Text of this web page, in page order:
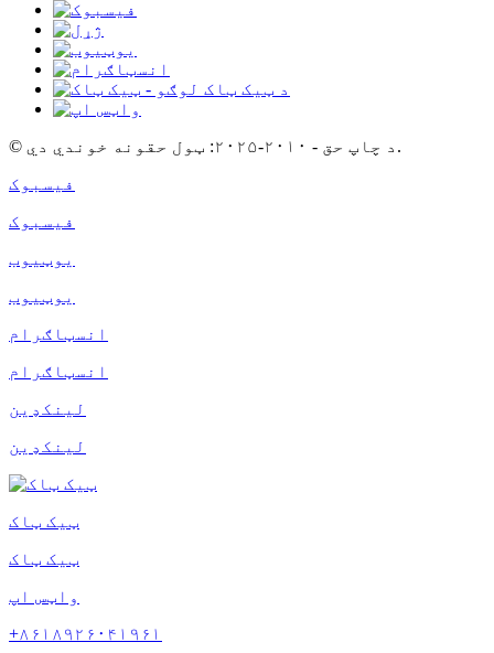
© د چاپ حق - ۲۰۱۰-۲۰۲۵: ټول حقونه خوندي دي.
فیسبوک
فیسبوک
یوټیوب
یوټیوب
انسټاګرام
انسټاګرام
لینکډین
لینکډین
ټیک ټاک
ټیک ټاک
واټس اپ
+۸۶۱۸۹۲۶۰۴۱۹۶۱